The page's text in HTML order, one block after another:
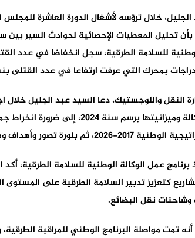
خلال ترؤسه لأشغال الدورة العاشرة للمجلس
بمحرك التي عرفت ارتفاعا في عدد القتلى بنسبة 31,14 بالمائة خلال نفس
النقل واللوجستيك، دعا السيد عبد الجليل خلال
برنامج عمل الوكالة وميزانيتها
تصور وأهداف ومخطط عمل للسنوات الخمس المقبلة.
كتعزيز تدبير السلامة الطرقية على المستوى
وشاحنات نقل البضائع.
أنه تمت مواصلة البرنامج الوطني للمراقبة